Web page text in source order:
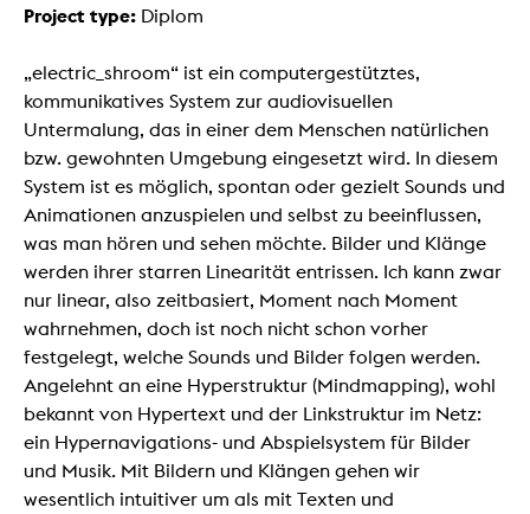
Project type: Diplom
„electric_shroom“ ist ein computergestütztes,
kommunikatives System zur audiovisuellen
Untermalung, das in einer dem Menschen natürlichen
bzw. gewohnten Umgebung eingesetzt wird. In diesem
System ist es möglich, spontan oder gezielt Sounds und
Animationen anzuspielen und selbst zu beeinflussen,
was man hören und sehen möchte. Bilder und Klänge
werden ihrer starren Linearität entrissen. Ich kann zwar
nur linear, also zeitbasiert, Moment nach Moment
wahrnehmen, doch ist noch nicht schon vorher
festgelegt, welche Sounds und Bilder folgen werden.
Angelehnt an eine Hyperstruktur (Mindmapping), wohl
bekannt von Hypertext und der Linkstruktur im Netz:
ein Hypernavigations- und Abspielsystem für Bilder
und Musik. Mit Bildern und Klängen gehen wir
wesentlich intuitiver um als mit Texten und